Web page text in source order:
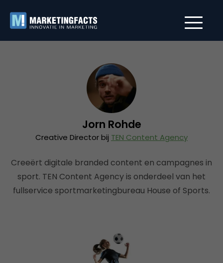
Jorn Rohde
Creative Director bij TEN Content Agency
Creeërt digitale branded content en campagnes in
sport. TEN Content Agency is onderdeel van het
fullservice sportmarketingbureau House of Sports.